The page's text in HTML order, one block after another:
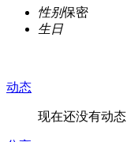
性别保密
生日
动态
现在还没有动态